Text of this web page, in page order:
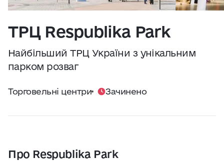
Про нас
Співпраця
Київ сьогодні
Найкращі готелі, ресторани та визначні
Практичні поради
Джерело:openweathermap.org
ТРЦ Respublika Park
Найбільший ТРЦ України з унікальним
парком розваг
Торговельні центри Зачинено
Про Respublika Park